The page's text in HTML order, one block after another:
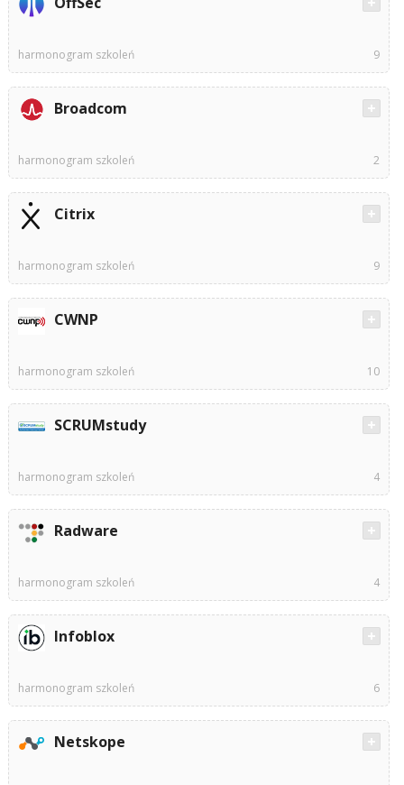
harmonogram szkoleń 9
Broadcom
harmonogram szkoleń 2
Citrix
harmonogram szkoleń 9
CWNP
harmonogram szkoleń 10
SCRUMstudy
harmonogram szkoleń 4
Radware
harmonogram szkoleń 4
Infoblox
harmonogram szkoleń 6
Netskope